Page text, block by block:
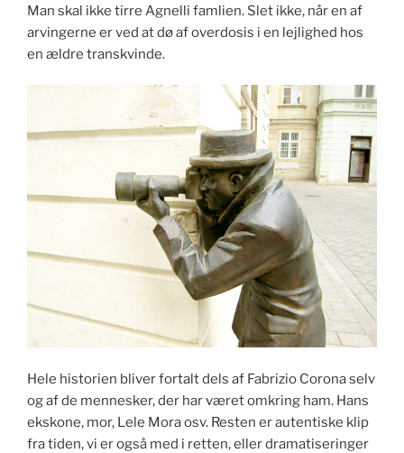
Man skal ikke tirre Agnelli famlien. Slet ikke, når en af
arvingerne er ved at dø af overdosis i en lejlighed hos
en ældre transkvinde.
Hele historien bliver fortalt dels af Fabrizio Corona selv
og af de mennesker, der har været omkring ham. Hans
ekskone, mor, Lele Mora osv. Resten er autentiske klip
fra tiden, vi er også med i retten, eller dramatiseringer